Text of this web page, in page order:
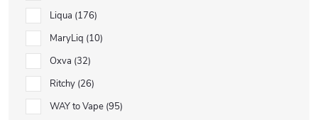
Liqua 176
MaryLiq 10
Oxva 32
Ritchy 26
WAY to Vape 95